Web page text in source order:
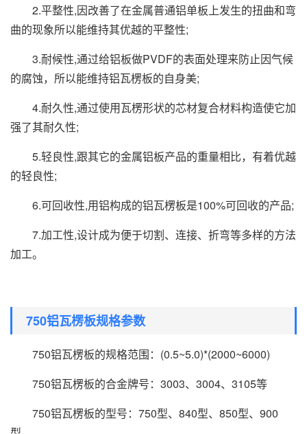
2.平整性,因改善了在金属普通铝单板上发生的扭曲和弯
曲的现象所以能维持其优越的平整性;
3.耐候性,通过给铝板做PVDF的表面处理来防止因气候
的腐蚀，所以能维持铝瓦楞板的自身美;
4.耐久性,通过使用瓦楞形状的芯材复合材料构造使它加
强了其耐久性;
5.轻良性,跟其它的金属铝板产品的重量相比，有着优越
的轻良性;
6.可回收性,用铝构成的铝瓦楞板是100%可回收的产品;
7.加工性,设计成为便于切割、连接、折弯等多样的方法
加工。
750铝瓦楞板规格参数
750铝瓦楞板的规格范围：(0.5~5.0)*(2000~6000)
750铝瓦楞板的合金牌号：3003、3004、3105等
750铝瓦楞板的型号：750型、840型、850型、900